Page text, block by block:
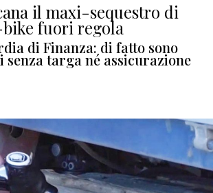
il maxi-sequestro di
fuori regola
di Finanza: di fatto sono
senza targa né assicurazione